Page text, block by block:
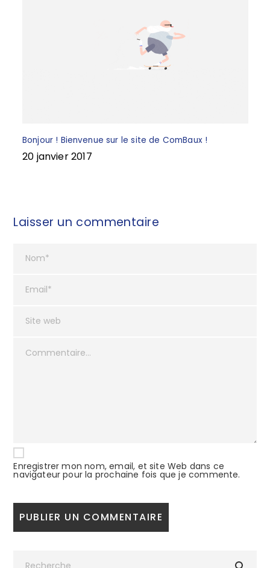
Bonjour ! Bienvenue sur le site de ComBaux !
20 janvier 2017
Laisser un commentaire
Enregistrer mon nom, email, et site Web dans ce
navigateur pour la prochaine fois que je commente.